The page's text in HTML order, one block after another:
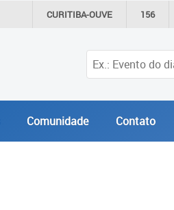
CURITIBA-OUVE 156
Comunidade Contato